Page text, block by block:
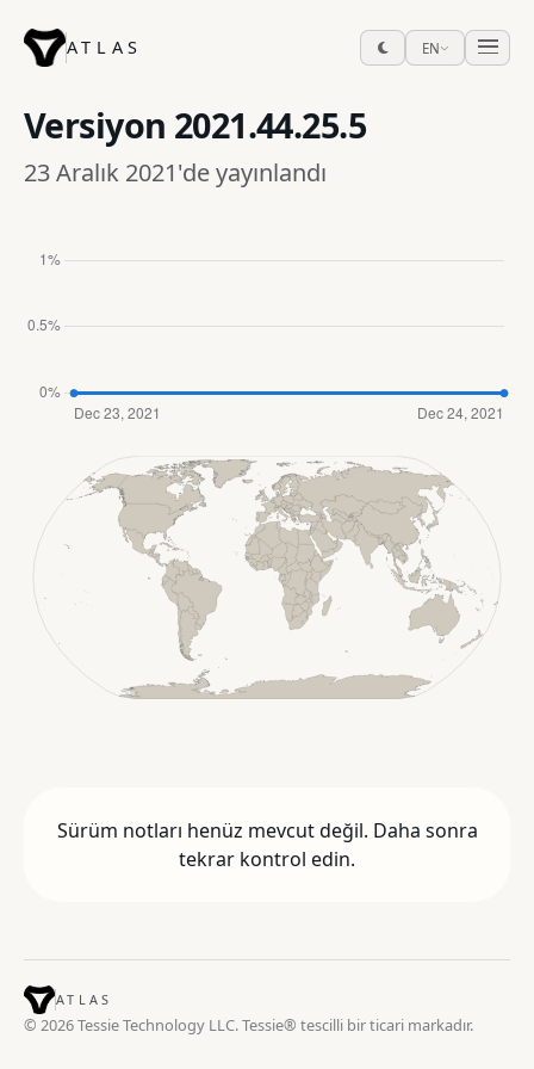
ATLAS EN
Versiyon 2021.44.25.5
23 Aralık 2021'de yayınlandı
Sürüm notları henüz mevcut değil. Daha sonra
tekrar kontrol edin.
ATLAS
© 2026 Tessie Technology LLC. Tessie® tescilli bir ticari markadır.